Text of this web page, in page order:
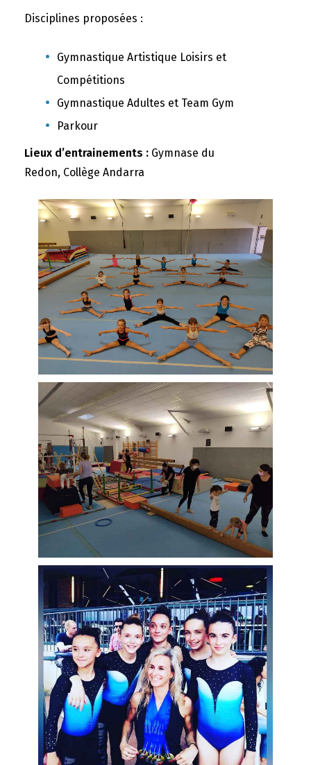
Disciplines proposées :
Gymnastique Artistique Loisirs et
Compétitions
Gymnastique Adultes et Team Gym
Parkour
Lieux d’entrainements : Gymnase du
Redon, Collège Andarra